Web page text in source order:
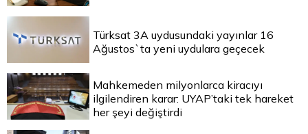
Türksat 3A uydusundaki yayınlar 16
Ağustos`ta yeni uydulara geçecek
Mahkemeden milyonlarca kiracıyı
ilgilendiren karar: UYAP’taki tek hareket
her şeyi değiştirdi